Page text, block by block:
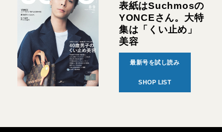
表紙はSuchmosの
YONCEさん。大特
集は「くい止め」
美容
最新号を試し読み
SHOP LIST